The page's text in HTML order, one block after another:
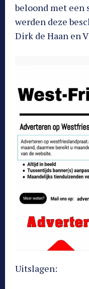
beloond met een
werden deze
Dirk de Haan en
Uitslagen: